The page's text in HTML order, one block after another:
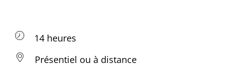
14 heures
Présentiel ou à distance